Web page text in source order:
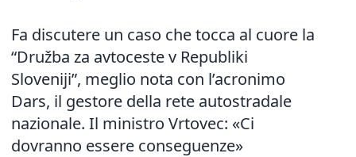
Fa discutere un caso che tocca al cuore la
“Družba za avtoceste v Republiki
Sloveniji”, meglio nota con l’acronimo
Dars, il gestore della rete autostradale
nazionale. Il ministro Vrtovec: «Ci
dovranno essere conseguenze»